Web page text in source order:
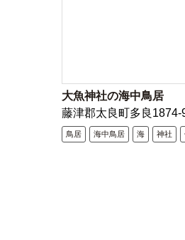
大魚神社の海中鳥居
藤津郡太良町多良1874-
鳥居 海中鳥居 海 神社